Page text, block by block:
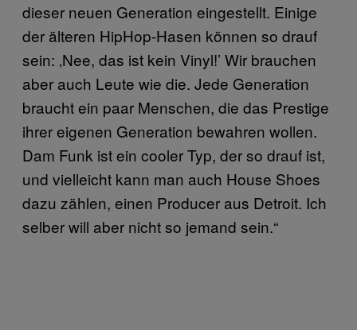
dieser neuen Generation eingestellt. Einige
der älteren HipHop-Hasen können so drauf
sein: ‚Nee, das ist kein Vinyl!’ Wir brauchen
aber auch Leute wie die. Jede Generation
braucht ein paar Menschen, die das Prestige
ihrer eigenen Generation bewahren wollen.
Dam Funk ist ein cooler Typ, der so drauf ist,
und vielleicht kann man auch House Shoes
dazu zählen, einen Producer aus Detroit. Ich
selber will aber nicht so jemand sein.“